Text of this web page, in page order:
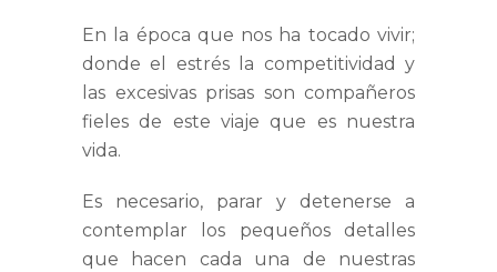
En la época que nos ha tocado vivir;
donde el estrés la competitividad y
las excesivas prisas son compañeros
fieles de este viaje que es nuestra
vida.
Es necesario, parar y detenerse a
contemplar los pequeños detalles
que hacen cada una de nuestras